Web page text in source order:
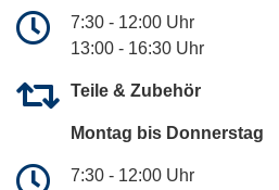
7:30 - 12:00 Uhr
13:00 - 16:30 Uhr
Teile & Zubehör
Montag bis Donnerstag
7:30 - 12:00 Uhr